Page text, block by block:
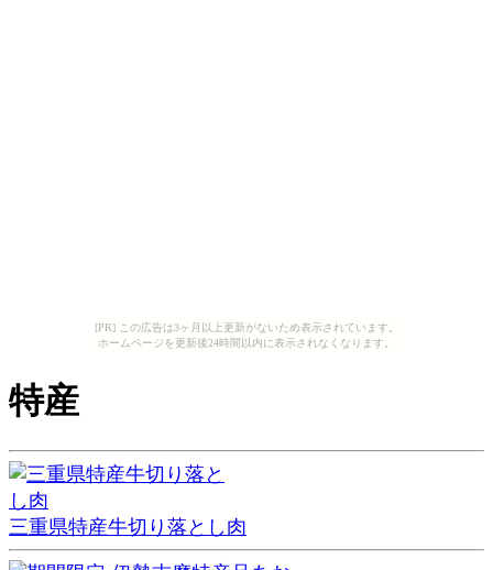
[PR] この広告は3ヶ月以上更新がないため表示されています。
ホームページを更新後24時間以内に表示されなくなります。
特産
三重県特産牛切り落とし肉